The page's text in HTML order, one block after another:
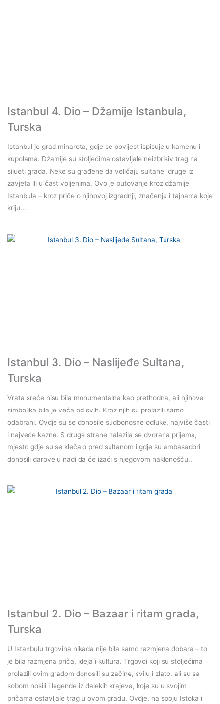
Istanbul 4. Dio – Džamije Istanbula,
Turska
Istanbul je grad minareta, gdje se povijest ispisuje u kamenu i
kupolama. Džamije su stoljećima ostavljale neizbrisiv trag na
silueti grada. Neke su građene da veličaju sultane, druge iz
zavjeta ili u čast voljenima. Ovo je putovanje kroz džamije
Istanbula – kroz priče o njihovoj izgradnji, značenju i tajnama koje
kriju...
Istanbul 3. Dio – Naslijeđe Sultana,
Turska
Vrata sreće nisu bila monumentalna kao prethodna, ali njihova
simbolika bila je veća od svih. Kroz njih su prolazili samo
odabrani. Ovdje su se donosile sudbonosne odluke, najviše časti
i najveće kazne. S druge strane nalazila se dvorana prijema,
mjesto gdje su se klečalo pred sultanom i gdje su ambasadori
donosili darove u nadi da će izaći s njegovom naklonošću...
Istanbul 2. Dio – Bazaar i ritam grada,
Turska
U Istanbulu trgovina nikada nije bila samo razmjena dobara – to
je bila razmjena priča, ideja i kultura. Trgovci koji su stoljećima
prolazili ovim gradom donosili su začine, svilu i zlato, ali su sa
sobom nosili i legende iz dalekih krajeva, koje su u svojim
pričama ostavljale trag u ovom gradu. Ovdje, na spoju Istoka i